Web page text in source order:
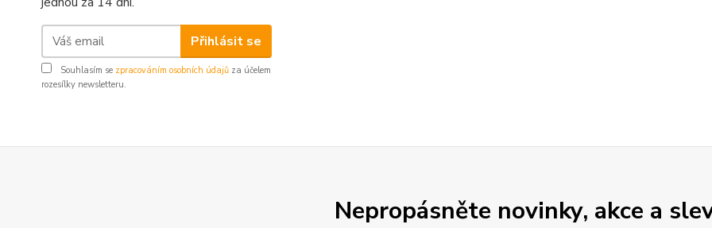
Přihlásit se
Souhlasím se zpracováním osobních údajů za účelem
rozesílky newsletteru.
Nepropásněte novinky, akce a